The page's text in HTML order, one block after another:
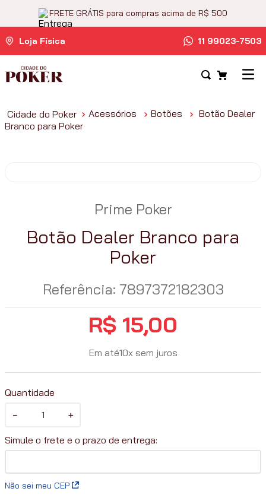
FRETE GRÁTIS para compras acima de R$ 500
Loja Física 11 99023-7503
Acessórios Botões
Botão Dealer
Branco para Poker
Prime Poker
Botão Dealer Branco para
Poker
Referência: 7897372182303
R$ 15,00
Em até10x sem juros
Quantidade
＋
－
Não sei meu CEP